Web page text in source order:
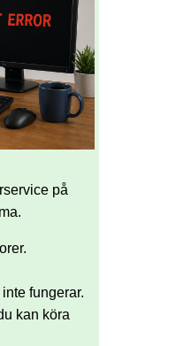
på
fungerar.
kan köra